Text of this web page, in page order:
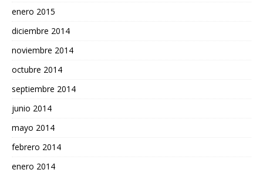
enero 2015
diciembre 2014
noviembre 2014
octubre 2014
septiembre 2014
junio 2014
mayo 2014
febrero 2014
enero 2014